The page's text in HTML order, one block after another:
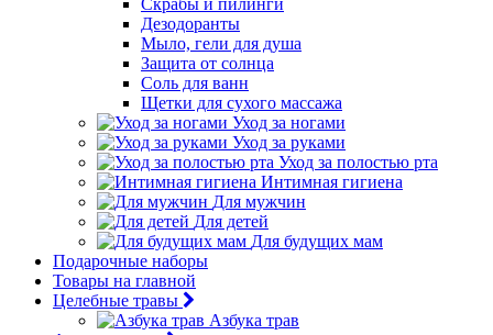
Скрабы и пилинги
Дезодоранты
Мыло, гели для душа
Защита от солнца
Соль для ванн
Щетки для сухого массажа
Уход за ногами
Уход за руками
Уход за полостью рта
Интимная гигиена
Для мужчин
Для детей
Для будущих мам
Подарочные наборы
Товары на главной
Целебные травы
Азбука трав